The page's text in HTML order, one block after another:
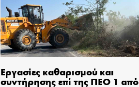
Εργασίες καθαρισμού και
συντήρησης επί της ΠΕΟ 1 από